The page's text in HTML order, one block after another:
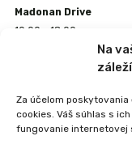
Na
záleží
Za účelom
cookies. Váš súhlas s
fungovanie internetovej
Madonan Drive
10:00 - 18:00
10:00 - 20:00
Farmpark